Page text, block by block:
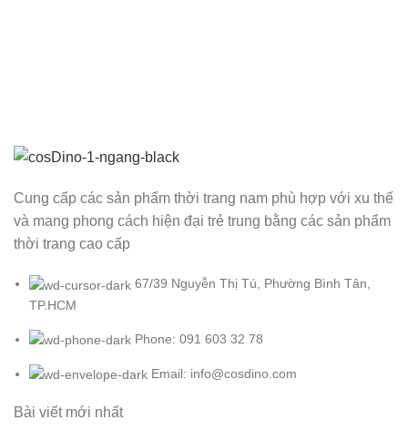
Cung cấp các sản phẩm thời trang nam phù hợp với xu thế
và mang phong cách hiện đại trẻ trung bằng các sản phẩm
thời trang cao cấp
67/39 Nguyễn Thị Tú, Phường Bình Tân,
TP.HCM
Phone: 091 603 32 78
Email: info@cosdino.com
Bài viết mới nhất